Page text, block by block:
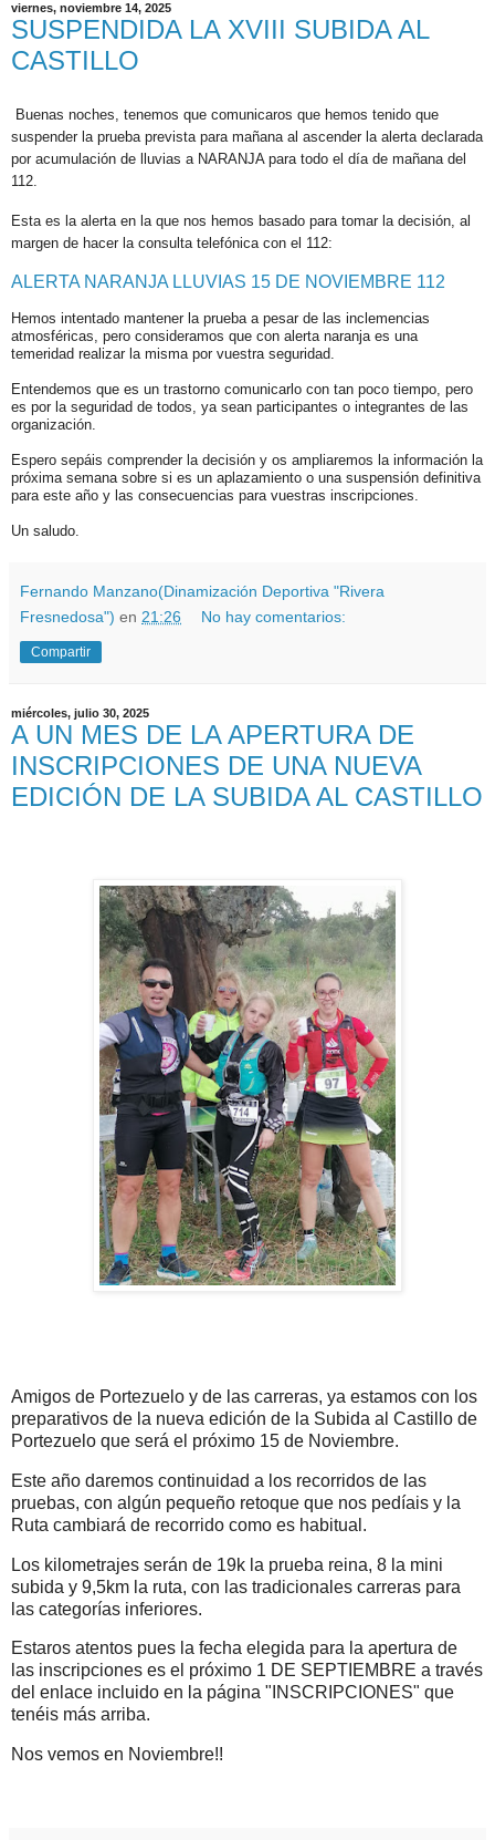
viernes, noviembre 14, 2025
SUSPENDIDA LA XVIII SUBIDA AL
CASTILLO
Buenas noches, tenemos que comunicaros que hemos tenido que
suspender la prueba prevista para mañana al ascender la alerta declarada
por acumulación de lluvias a NARANJA para todo el día de mañana del
112.
Esta es la alerta en la que nos hemos basado para tomar la decisión, al
margen de hacer la consulta telefónica con el 112:
ALERTA NARANJA LLUVIAS 15 DE NOVIEMBRE 112
Hemos intentado mantener la prueba a pesar de las inclemencias
atmosféricas, pero consideramos que con alerta naranja es una
temeridad realizar la misma por vuestra seguridad.
Entendemos que es un trastorno comunicarlo con tan poco tiempo, pero
es por la seguridad de todos, ya sean participantes o integrantes de las
organización.
Espero sepáis comprender la decisión y os ampliaremos la información la
próxima semana sobre si es un aplazamiento o una suspensión definitiva
para este año y las consecuencias para vuestras inscripciones.
Un saludo.
Fernando Manzano(Dinamización Deportiva "Rivera
Fresnedosa") en 21:26 No hay comentarios:
Compartir
miércoles, julio 30, 2025
A UN MES DE LA APERTURA DE
INSCRIPCIONES DE UNA NUEVA
EDICIÓN DE LA SUBIDA AL CASTILLO
Amigos de Portezuelo y de las carreras, ya estamos con los
preparativos de la nueva edición de la Subida al Castillo de
Portezuelo que será el próximo 15 de Noviembre.
Este año daremos continuidad a los recorridos de las
pruebas, con algún pequeño retoque que nos pedíais y la
Ruta cambiará de recorrido como es habitual.
Los kilometrajes serán de 19k la prueba reina, 8 la mini
subida y 9,5km la ruta, con las tradicionales carreras para
las categorías inferiores.
Estaros atentos pues la fecha elegida para la apertura de
las inscripciones es el próximo 1 DE SEPTIEMBRE a través
del enlace incluido en la página "INSCRIPCIONES" que
tenéis más arriba.
Nos vemos en Noviembre!!